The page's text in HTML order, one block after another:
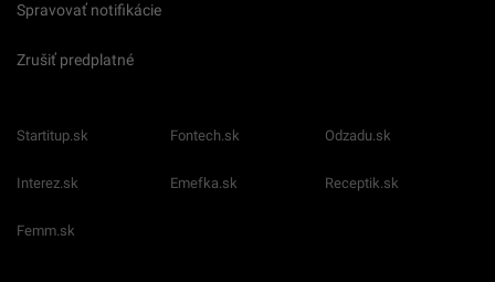
Spravovať notifikácie
Zrušiť predplatné
Startitup.sk Fontech.sk Odzadu.sk
Interez.sk Emefka.sk Receptik.sk
Femm.sk